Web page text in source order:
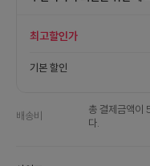
최고할인가
기본 할인
배송비
총 결제금액
다.